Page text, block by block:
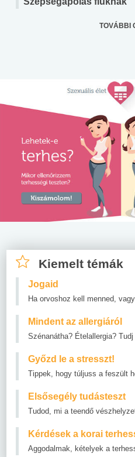
TOVÁBBI
Kiemelt témák
Jogaid
Ha orvoshoz kell menned,
Mindent az allergiáról
Szénanátha? Ételallergia?
Győzd le a stresszt!
Tippek, hogy túljuss a feszült
Elsősegély tudásteszt
Tudod, mi a teendő
Kérdések a korai
Aggodalmak, kételyek a